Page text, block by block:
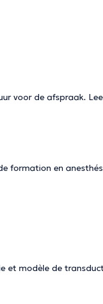
voor de afspraak.
formation en
et modèle de